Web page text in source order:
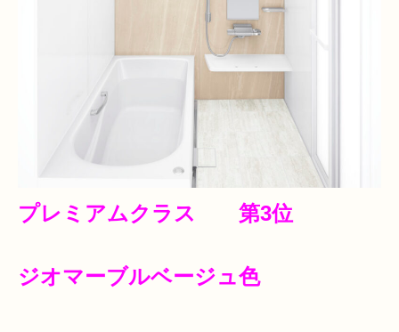
プレミアムクラス 第3位
ジオマーブルベージュ色